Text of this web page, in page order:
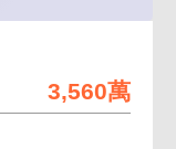
3,560萬